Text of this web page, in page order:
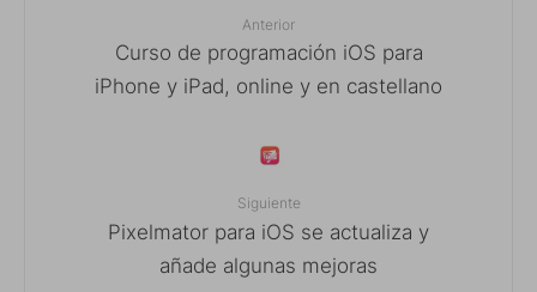
Anterior
Curso de programación iOS para
iPhone y iPad, online y en castellano
Siguiente
Pixelmator para iOS se actualiza y
añade algunas mejoras